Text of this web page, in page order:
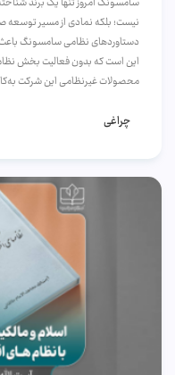
نیست؛ بلکه نمادی از مسیر
دستاوردهای نظامی سامسونگ
این است که بدون فعالیت بخش
محصولات غیرنظامی این شرکت
چراغی